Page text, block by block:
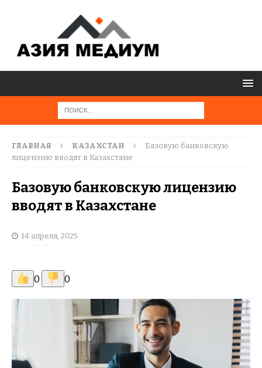
ГЛАВНАЯ КАЗАХСТАН
Базовую банковскую
лицензию вводят в Казахстане
Базовую банковскую лицензию
вводят в Казахстане
14 апреля, 2025
0 0